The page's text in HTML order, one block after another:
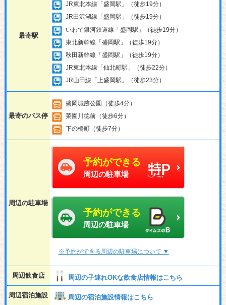
最寄駅
JR東北本線「盛岡駅」（徒歩19分）
JR田沢湖線「盛岡駅」（徒歩19分）
いわて銀河鉄道線「盛岡駅」（徒歩19分）
東北新幹線「盛岡駅」（徒歩19分）
秋田新幹線「盛岡駅」（徒歩19分）
JR東北本線「仙北町駅」（徒歩22分）
JR山田線「上盛岡駅」（徒歩23分）
最寄のバス停
盛岡城跡公園（徒歩4分）
菜園川徳前（徒歩6分）
下の橋町（徒歩7分）
周辺の駐車場
予約ができる
周辺の駐車場
予約ができる
周辺の駐車場
※予約ができる周辺の駐車場について ▼
周辺飲食店 周辺の子連れOKな飲食店情報はこちら
周辺宿泊施設
周辺の宿泊施設情報はこちら